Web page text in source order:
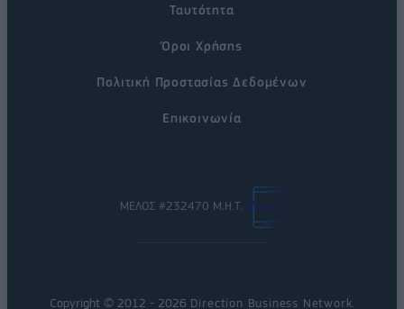
Ταυτότητα
Όροι Χρήσης
Πολιτική Προστασίας Δεδομένων
Επικοινωνία
ΜΕΛΟΣ #232470 Μ.Η.Τ.
Copyright © 2012 - 2026 Direction Business Network